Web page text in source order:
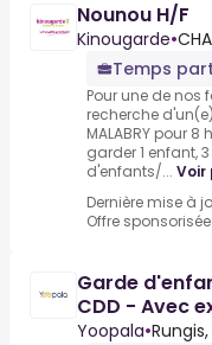
Nounou H/F
Kinougarde•
Temps
Pour une de nos
recherche
MALABRY pour
garder 1 enfant,
d'enfants/... Voir
Dernière mise à
Offre sponsorisée
Garde
CDD - Avec
Yoopala•